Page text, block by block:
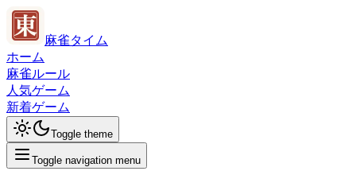
麻雀タイム
ホーム
麻雀ルール
人気ゲーム
新着ゲーム
Toggle theme
Toggle navigation menu